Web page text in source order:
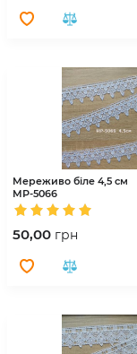
Мереживо біле 4,5 см
МР-5066
50,00 грн